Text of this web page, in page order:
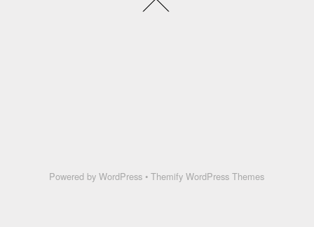
Powered byWordPress •Themify WordPress Themes